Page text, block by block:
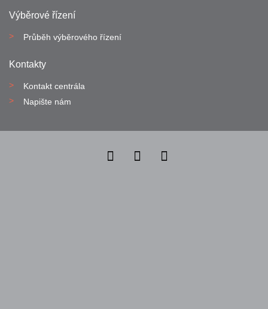
Výběrové řízení
Průběh výběrového řízení
Kontakty
Kontakt centrála
Napište nám